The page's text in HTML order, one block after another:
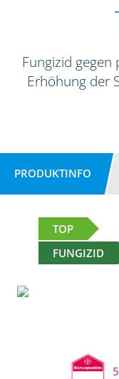
Fungizid
Erhöhung der
PRODUKTINFO
TOP
FUNGIZID